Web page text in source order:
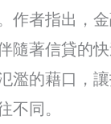
作者指出，
隨著信貸的
濫的藉口，
不同。